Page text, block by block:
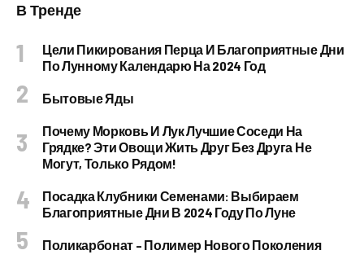
В Тренде
Цели Пикирования Перца И Благоприятные Дни
По Лунному Календарю На 2024 Год
Бытовые Яды
Почему Морковь И Лук Лучшие Соседи На
Грядке? Эти Овощи Жить Друг Без Друга Не
Могут, Только Рядом!
Посадка Клубники Семенами: Выбираем
Благоприятные Дни В 2024 Году По Луне
Поликарбонат – Полимер Нового Поколения